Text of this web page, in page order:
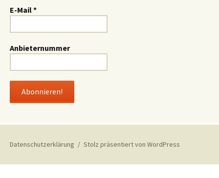
E-Mail*
Anbieternummer
Datenschutzerklärung Stolz präsentiert von WordPress